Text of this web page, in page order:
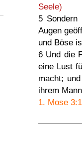
Seele)
5
Augen
und Böse
6 Und die
eine Lust
macht;
ihrem
1. Mose